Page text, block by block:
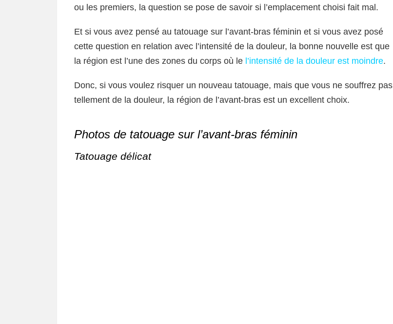
ou les premiers, la question se pose de savoir si l’emplacement choisi fait mal.
Et si vous avez pensé au tatouage sur l’avant-bras féminin et si vous avez posé
cette question en relation avec l’intensité de la douleur, la bonne nouvelle est que
la région est l’une des zones du corps où le l’intensité de la douleur est moindre.
Donc, si vous voulez risquer un nouveau tatouage, mais que vous ne souffrez pas
tellement de la douleur, la région de l’avant-bras est un excellent choix.
Photos de tatouage sur l’avant-bras féminin
Tatouage délicat